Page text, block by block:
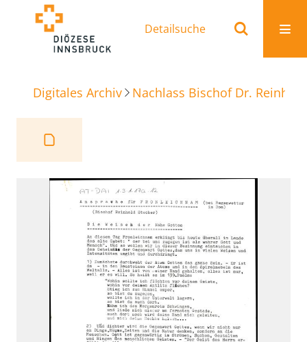
Detailsuche
Digitales Archiv Nachlass Bischof Dr.